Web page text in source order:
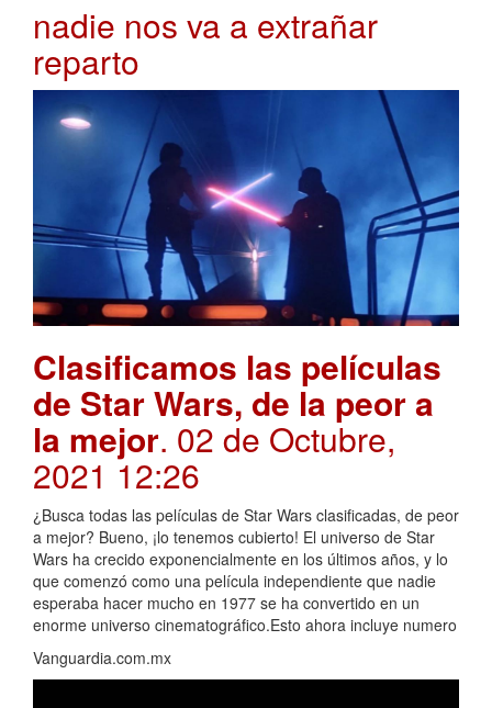
nadie nos va a extrañar
reparto
Clasificamos las películas
de Star Wars, de la peor a
la mejor. 02 de Octubre,
2021 12:26
¿Busca todas las películas de Star Wars clasificadas, de peor
a mejor? Bueno, ¡lo tenemos cubierto! El universo de Star
Wars ha crecido exponencialmente en los últimos años, y lo
que comenzó como una película independiente que nadie
esperaba hacer mucho en 1977 se ha convertido en un
enorme universo cinematográfico.Esto ahora incluye numero
Vanguardia.com.mx